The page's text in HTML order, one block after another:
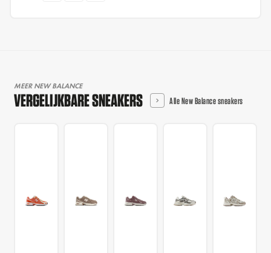
MEER NEW BALANCE
VERGELIJKBARE SNEAKERS Alle New Balance sneakers